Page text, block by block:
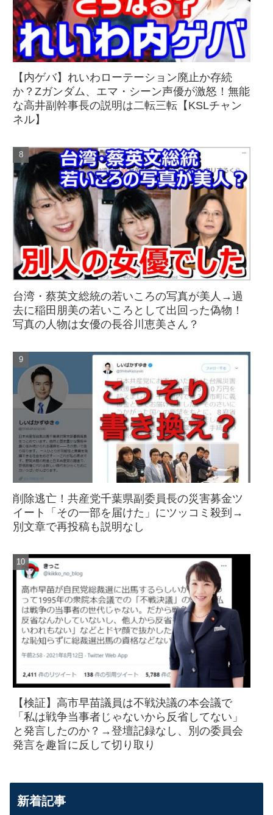
【内ゲバ】れいわローテーション廃止か存続
か？Zガンダム、エマ・シーン声優が激怒！無能
な高井副幹事長の説明は二転三転【KSLチャン
ネル】
台湾・蔡英文総統の若いころの写真が美人→過
去に稲田朋美の若いころとして出回った偽物！
写真の人物は女優の長谷川恵美さん？
削除逃亡！共産党千葉県副委員長の災害募金ツ
イート「その一部を届けた」にツッコミ殺到→
別文章で再投稿も説明なし
【検証】高市早苗議員は不戦決議の本会議で
「私は戦争当事者じゃないから反省してない」
と発言したのか？→登壇記録なし、別の委員会
発言を趣旨に反して切り取り
新着記事